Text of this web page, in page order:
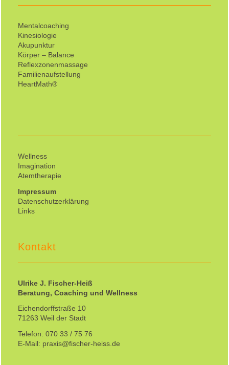
Mentalcoaching
Kinesiologie
Akupunktur
Körper – Balance
Reflexzonenmassage
Familienaufstellung
HeartMath®
Wellness
Imagination
Atemtherapie
Impressum
Datenschutzerklärung
Links
Kontakt
Ulrike J. Fischer-Heiß
Beratung, Coaching und Wellness
Eichendorffstraße 10
71263 Weil der Stadt
Telefon: 070 33 / 75 76
E-Mail: praxis@fischer-heiss.de